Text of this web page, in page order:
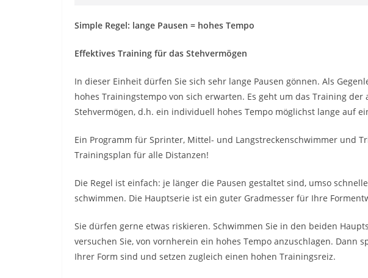
Simple Regel: lange Pausen = hohes Tempo
Effektives Training für das Stehvermögen
In dieser Einheit dürfen Sie sich sehr lange Pausen gönnen. Als
hohes Trainingstempo von sich erwarten. Es geht um das Training der
Stehvermögen, d.h. ein individuell hohes Tempo möglichst lange auf
Ein Programm für Sprinter, Mittel- und Langstreckenschwimmer und
Trainingsplan für alle Distanzen!
Die Regel ist einfach: je länger die Pausen gestaltet sind, umso
schwimmen. Die Hauptserie ist ein guter Gradmesser für Ihre
Sie dürfen gerne etwas riskieren. Schwimmen Sie in den beiden
versuchen Sie, von vornherein ein hohes Tempo anzuschlagen. Dann
Ihrer Form sind und setzen zugleich einen hohen Trainingsreiz.